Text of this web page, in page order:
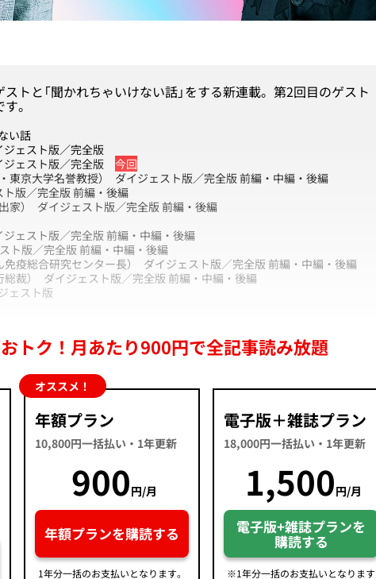
トと「聞かれちゃいけない話」をする新連載。第2回目のゲスト
。
い話
ジェスト版／完全版
ジェスト版／完全版
今回
東京大学名誉教授） ダイジェスト版／完全版前編 ・ 中編 ・ 後編
ト版／完全版前編 ・ 後編
家） ダイジェスト版／完全版前編 ・ 後編
ジェスト版／完全版 前編 ・ 中編 ・ 後編
ト版／完全版 前編 ・ 中編 ・ 後編
疫総合研究センター長） ダイジェスト版／完全版 前編 ・ 中編 ・ 後編
裁） ダイジェスト版 ／完全版 前編 ・ 中編 ・ 後編
ェスト版
トク！月あたり900円で全記事読み放題
オススメ！
年額プラン
10,800円一括払い・1年更新
900円/月
年額プランを購読する
1年分一括のお支払いとなります。
電子版＋雑誌プラン
18,000円一括払い・1年更新
1,500円/月
電子版+雑誌プランを
購読する
※1年分一括のお支払いとなります